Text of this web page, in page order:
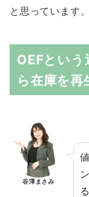
と思っています。
OEFとい
ら在庫を再
谷澤まさみ